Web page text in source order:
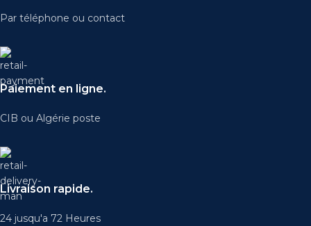
Par téléphone ou contact
Paiement en ligne.
CIB ou Algérie poste
Livraison rapide.
24 jusqu'a 72 Heures